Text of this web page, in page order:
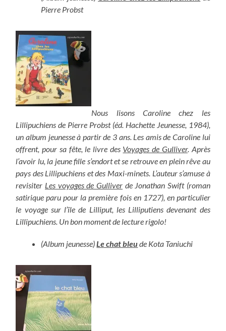
Pierre Probst
Nous lisons Caroline chez les
Lillipuchiens de Pierre Probst (éd. Hachette Jeunesse, 1984),
un album jeunesse à partir de 3 ans. Les amis de Caroline lui
offrent, pour sa fête, le livre des Voyages de Gulliver. Après
l’avoir lu, la jeune fille s’endort et se retrouve en plein rêve au
pays des Lillipuchiens et des Maxi-minets. L’auteur s’amuse à
revisiter Les voyages de Gulliver de Jonathan Swift (roman
satirique paru pour la première fois en 1727), en particulier
le voyage sur l’île de Lilliput, les Lilliputiens devenant des
Lillipuchiens. Un bon moment de lecture rigolo!
(Album jeunesse)Le chat bleude Kota Taniuchi